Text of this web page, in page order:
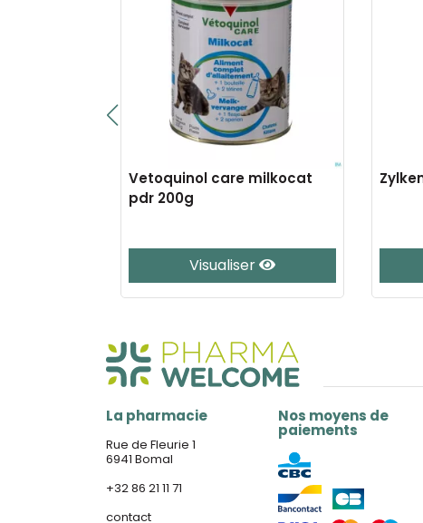
Vetoquinol care milkocat
pdr 200g
Visualiser
La pharmacie
Rue de Fleurie 1
6941 Bomal
+32 86 21 11 71
contact
Nos moyens de
paiements